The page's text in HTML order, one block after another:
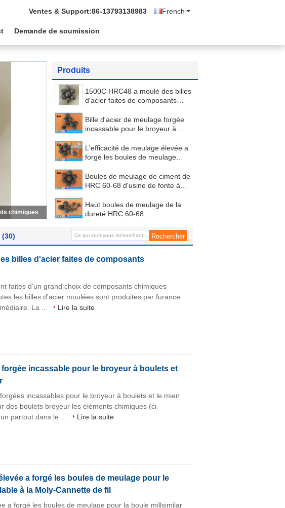
French
Ventes & Support:86-13793138983
Demande de soumission
chimiques
Produits
1500C HRC48 a moulé des billes
d'acier faites de composants
Bille d'acier de meulage forgée
incassable pour le broyeur à
fer
L'efficacité de meulage élevée a
forgé les boules de meulage
semblable à la Moly-Cannette de
fil
Boules de meulage de ciment de
HRC 60-68 d'usine de fonte à
broyeur à boulets
Haut boules de meulage de la
dureté HRC 60-68
pièce forgéee et bâti Tecnology
(30)
billes d'acier faites de composants
faites d'un grand choix de composants chimiques
les billes d'acier moulées sont produites par furance
La ...
Lire la suite
incassable pour le broyeur à boulets et
incassables pour le broyeur à boulets et le mien
des boulets broyeur les éléments chimiques (ci-
partout dans le ...
Lire la suite
a forgé les boules de meulage pour le
à la Moly-Cannette de fil
a forgé les boules de meulage pour la boule millsimilar